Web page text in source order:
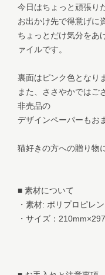
今日はちょっと頑張り
お出かけ先で得意げに
ちょっとだけ気分をあ
ァイルです。
裏面はピンク色となり
また、ささやかではご
非売品の
デザインペーパーもお
猫好きの方への贈り物
■ 素材について
・素材: ポリプロピレン
・サイズ：